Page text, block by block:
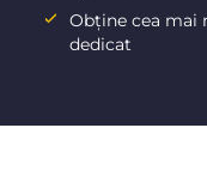
Obține cea mai
dedicat